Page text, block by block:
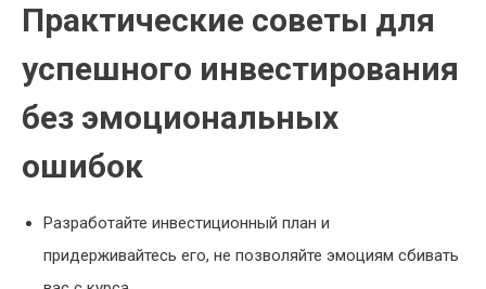
Практические советы для
успешного инвестирования
без эмоциональных
ошибок
Разработайте инвестиционный план и
придерживайтесь его, не позволяйте эмоциям сбивать